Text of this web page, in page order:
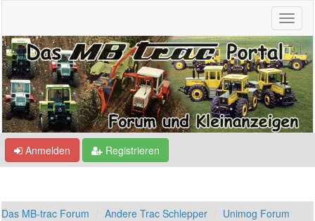
Anmelden Registrieren
Das MB-trac Forum Andere Trac Schlepper Unimog Forum